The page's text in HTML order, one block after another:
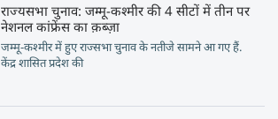
राज्यसभा चुनाव: जम्मू-कश्मीर की 4 सीटों में तीन पर
नेशनल कांफ्रेंस का क़ब्ज़ा
जम्मू-कश्मीर में हुए राज्सभा चुनाव के नतीजे सामने आ गए हैं.
केंद्र शासित प्रदेश की